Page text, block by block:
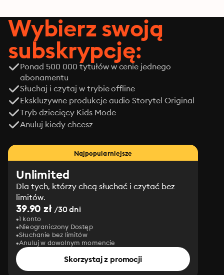
Wybierz swoją
subskrypcję:
Ponad 500 000 tytułów w cenie jednego
abonamentu
Słuchaj i czytaj w trybie offline
Ekskluzywne produkcje audio Storytel Original
Tryb dziecięcy Kids Mode
Anuluj kiedy chcesz
Najpopularniejsze
Unlimited
Dla tych, którzy chcą słuchać i czytać bez
limitów.
39.90 zł/30 dni
1 konto
Nieograniczony Dostęp
Słuchanie bez limitów
Anuluj w dowolnym momencie
Skorzystaj z promocji